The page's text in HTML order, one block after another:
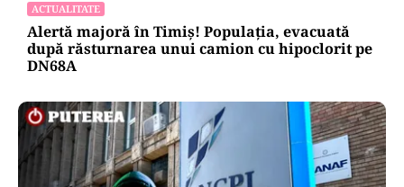
ACTUALITATE
Alertă majoră în Timiș! Populația, evacuată
după răsturnarea unui camion cu hipoclorit pe
DN68A